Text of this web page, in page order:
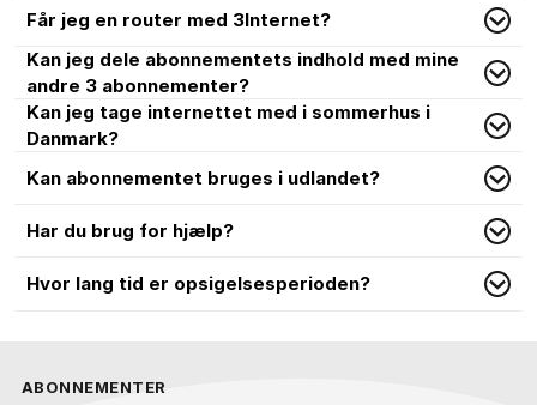
Får jeg en router med 3Internet?
Kan jeg dele abonnementets indhold med mine
andre 3 abonnementer?
Kan jeg tage internettet med i sommerhus i
Danmark?
Kan abonnementet bruges i udlandet?
Har du brug for hjælp?
Hvor lang tid er opsigelsesperioden?
ABONNEMENTER